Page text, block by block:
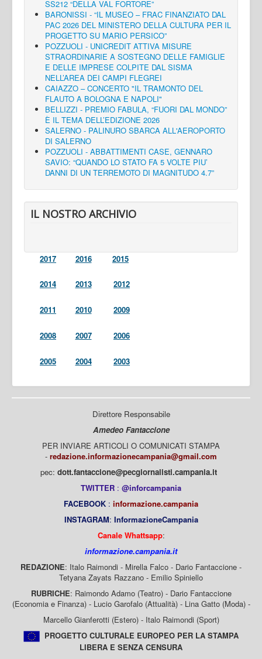
SS212 “DELLA VAL FORTORE”
BARONISSI - “IL MUSEO – FRAC FINANZIATO DAL
PAC 2026 DEL MINISTERO DELLA CULTURA PER IL
PROGETTO SU MARIO PERSICO”
POZZUOLI - UNICREDIT ATTIVA MISURE
STRAORDINARIE A SOSTEGNO DELLE FAMIGLIE
E DELLE IMPRESE COLPITE DAL SISMA
NELL’AREA DEI CAMPI FLEGREI
CAIAZZO – CONCERTO "IL TRAMONTO DEL
FLAUTO A BOLOGNA E NAPOLI"
BELLIZZI - PREMIO FABULA, “FUORI DAL MONDO”
È IL TEMA DELL’EDIZIONE 2026
SALERNO - PALINURO SBARCA ALL'AEROPORTO
DI SALERNO
POZZUOLI - ABBATTIMENTI CASE, GENNARO
SAVIO: “QUANDO LO STATO FA 5 VOLTE PIU’
DANNI DI UN TERREMOTO DI MAGNITUDO 4.7”
IL NOSTRO ARCHIVIO
2017 2016 2015
2014 2013 2012
2011 2010 2009
2008 2007 2006
2005 2004 2003
Direttore Responsabile
Amedeo Fantaccione
PER INVIARE ARTICOLI O COMUNICATI STAMPA
- redazione.informazionecampania@gmail.com
pec: dott.fantaccione@pecgiornalisti.campania.it
TWITTER : @inforcampania
FACEBOOK : informazione.campania
INSTAGRAM: InformazioneCampania
Canale Whattsapp:
informazione.campania.it
REDAZIONE: Italo Raimondi - Mirella Falco - Dario Fantaccione -
Tetyana Zayats Razzano - Emilio Spiniello
RUBRICHE: Raimondo Adamo (Teatro) - Dario Fantaccione
(Economia e Finanza) - Lucio Garofalo (Attualità) - Lina Gatto (Moda) -
Marcello Gianferotti (Estero) - Italo Raimondi (Sport)
PROGETTO CULTURALE EUROPEO PER LA STAMPA
LIBERA E SENZA CENSURA